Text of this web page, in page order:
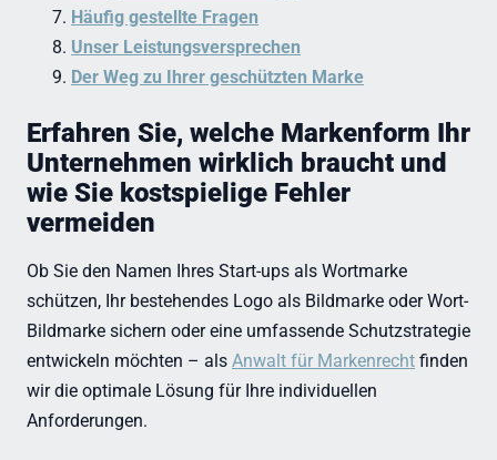
Häufig gestellte Fragen
Unser Leistungsversprechen
Der Weg zu Ihrer geschützten Marke
Erfahren Sie, welche Markenform Ihr
Unternehmen wirklich braucht und
wie Sie kostspielige Fehler
vermeiden
Ob Sie den Namen Ihres Start-ups als Wortmarke
schützen, Ihr bestehendes Logo als Bildmarke oder Wort-
Bildmarke sichern oder eine umfassende Schutzstrategie
entwickeln möchten – als Anwalt für Markenrecht finden
wir die optimale Lösung für Ihre individuellen
Anforderungen.